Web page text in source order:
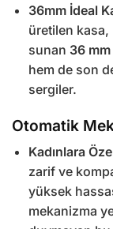
36mm İdeal
üretilen
sunan 36 mm
hem de son
sergiler.
Otomatik
Kadınlara
zarif ve
yüksek
mekanizma